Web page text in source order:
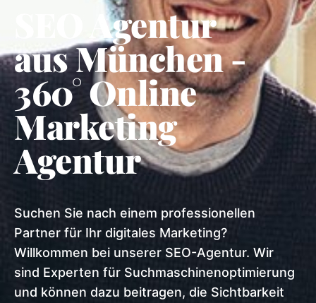
SEO Agentur
aus München -
360° Online
Marketing
Agentur
Suchen Sie nach einem professionellen
Partner für Ihr digitales Marketing?
Willkommen bei unserer SEO-Agentur. Wir
sind Experten für Suchmaschinenoptimierung
und können dazu beitragen, die Sichtbarkeit